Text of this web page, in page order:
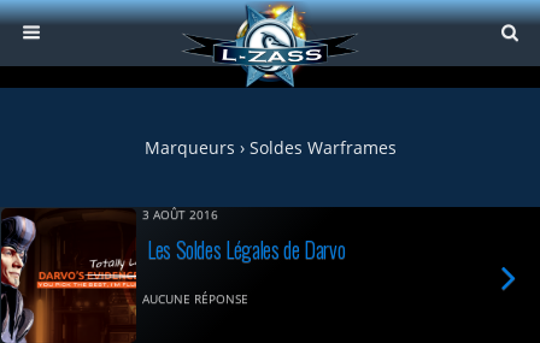
Marqueurs › Soldes Warframes
3 AOÛT 2016
Les Soldes Légales de Darvo
AUCUNE RÉPONSE